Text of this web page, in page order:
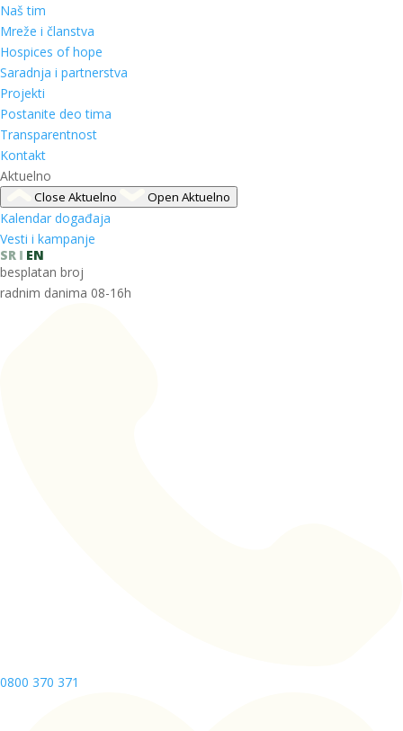
Naš tim
Mreže i članstva
Hospices of hope
Saradnja i partnerstva
Projekti
Postanite deo tima
Transparentnost
Kontakt
Aktuelno
Close Aktuelno Open Aktuelno
Kalendar događaja
Vesti i kampanje
SR
EN
besplatan broj
radnim danima 08-16h
0800 370 371